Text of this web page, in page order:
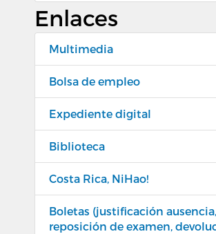
Enlaces
Multimedia
Bolsa de empleo
Expediente digital
Biblioteca
Costa Rica, NiHao!
Boletas (justificación ausencia,
reposición de examen,